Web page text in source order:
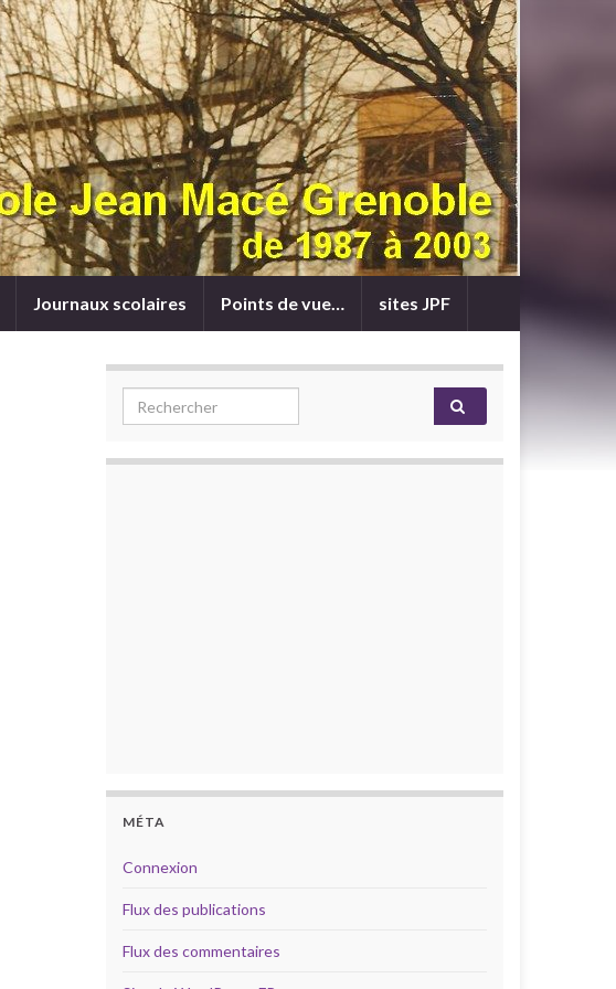
Journaux scolaires Points de vue… sites JPF
Search for:
MÉTA
Connexion
Flux des publications
Flux des commentaires